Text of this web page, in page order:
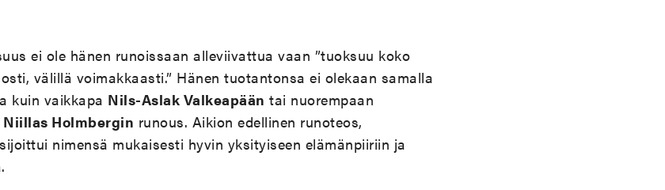
ei ole hänen runoissaan alleviivattua vaan ”tuoksuu koko
välillä voimakkaasti.” Hänen tuotantonsa ei olekaan samalla
kuin vaikkapa Nils-Aslak Valkeapään tai nuorempaan
Niillas Holmbergin runous. Aikion edellinen runoteos,
nimensä mukaisesti hyvin yksityiseen elämänpiiriin ja